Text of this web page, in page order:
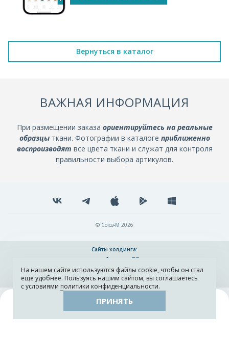
Каталог Остатки тканей
Вернуться в каталог
ВАЖНАЯ ИНФОРМАЦИЯ
При размещении заказа ориентируйтесь на реальные
образцыткани. Фотографии в каталоге приближенно
воспроизводят все цвета ткани и служат для контроля
правильности выбора артикулов.
© Союз-М 2026
Сайты холдинга:
Разработка и поддержка сайта ADN
На нашем сайте используются файлы cookie, чтобы он стал
еще удобнее. Пользуясь нашим сайтом, вы соглашаетесь
с условиями политики конфиденциальности.
ПРИНЯТЬ